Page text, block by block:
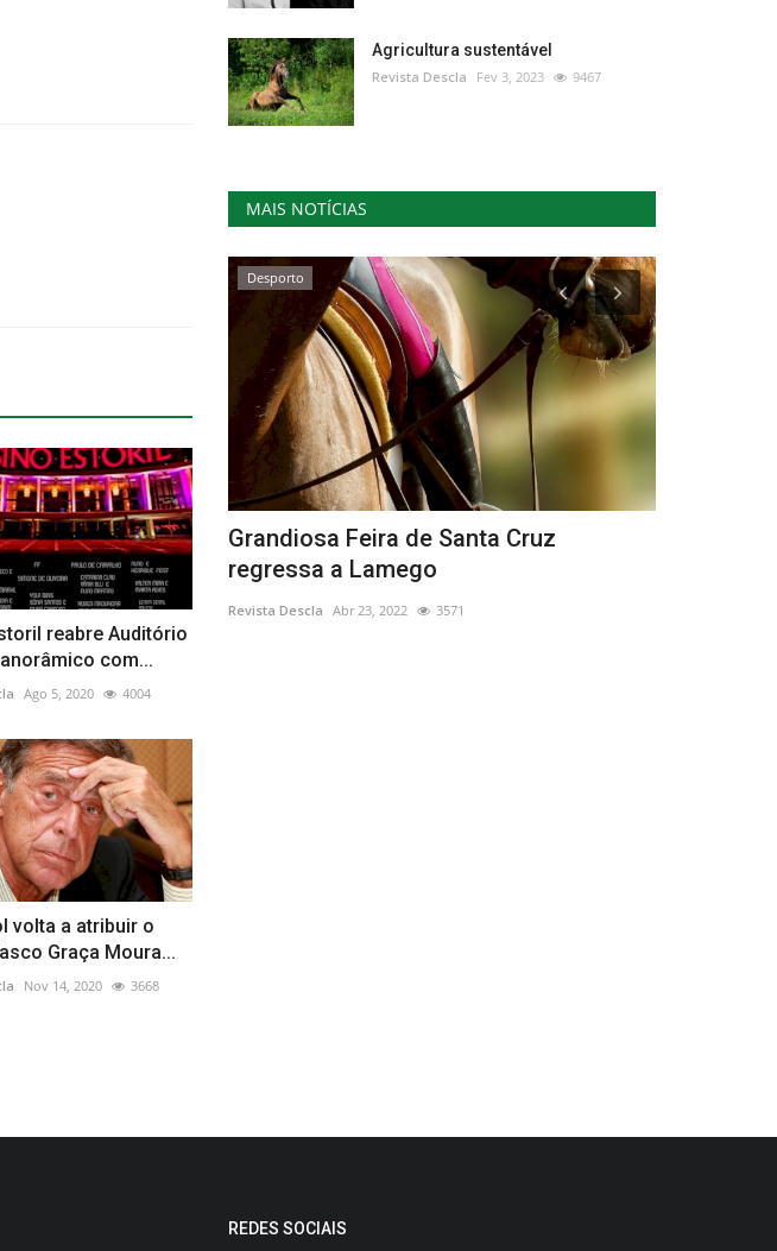
reabre Auditório
com...
Ago 5, 2020 4004
volta a atribuir o
Graça Moura...
Nov 14, 2020 3668
Agricultura sustentável
Revista Descla Fev 3, 2023 9467
MAIS NOTÍCIAS
Rei vai comemorar
2025
Desporto
Grandiosa Feira de Santa Cruz
regressa a Lamego
Revista Descla Abr 23, 2022 3571
REDES SOCIAIS